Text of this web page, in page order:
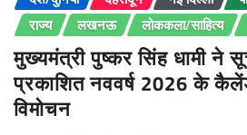
राज्य
लखनऊ लोककला/साहित्य
मुख्यमंत्री पुष्कर सिंह धामी ने
प्रकाशित नववर्ष 2026 के
विमोचन